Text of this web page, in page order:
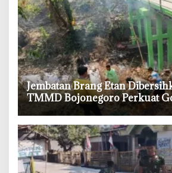
‎Jembatan Brang Etan
TMMD Bojonegoro Perkuat
Warga